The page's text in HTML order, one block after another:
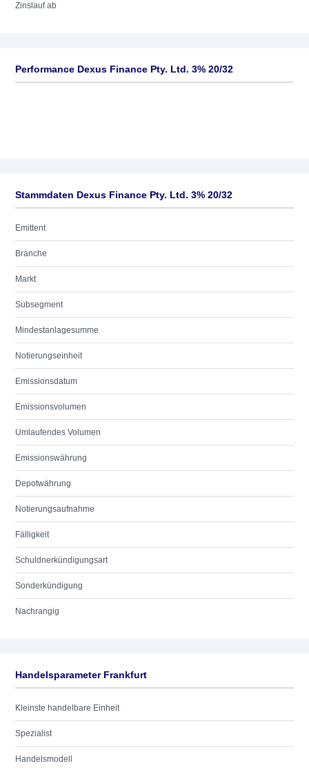
Zinslauf ab
Performance Dexus Finance Pty. Ltd. 3% 20/32
Stammdaten Dexus Finance Pty. Ltd. 3% 20/32
Emittent
Branche
Markt
Subsegment
Mindestanlagesumme
Notierungseinheit
Emissionsdatum
Emissionsvolumen
Umlaufendes Volumen
Emissionswährung
Depotwährung
Notierungsaufnahme
Fälligkeit
Schuldnerkündigungsart
Sonderkündigung
Nachrangig
Handelsparameter Frankfurt
Kleinste handelbare Einheit
Spezialist
Handelsmodell